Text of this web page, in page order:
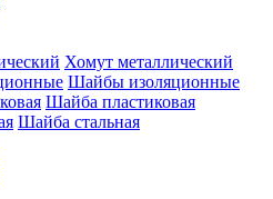
Хомут металлический
Шайбы изоляционные
Шайба пластиковая
Шайба стальная